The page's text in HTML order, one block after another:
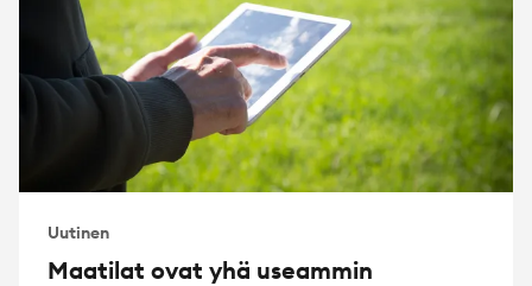
Uutinen
Maatilat ovat yhä useammin